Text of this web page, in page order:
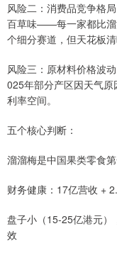
风险二：消费品竞争格
百草味——每一家都比溜
个细分赛道，但天花板清
风险三：原材料价格波
025年部分产区因天气
利率空间。
五个核心判断：
溜溜梅是中国果类零食
财务健康：17亿营收 +
盘子小（15-25亿港元）
效